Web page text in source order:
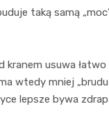
taką samą
kranem usuwa
wtedy mniej
lepsze bywa